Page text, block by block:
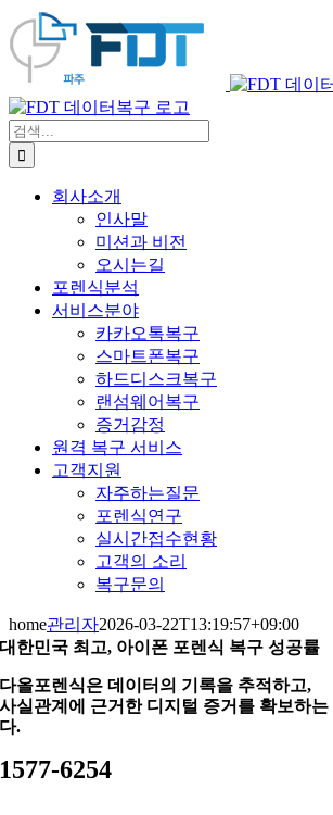
콘
텐
츠
건
너
뛰
검
색:
회사소개
인사말
미션과 비전
오시는길
포렌식분석
서비스분야
카카오톡복구
스마트폰복구
하드디스크복구
랜섬웨어복구
증거감정
원격 복구 서비스
고객지원
자주하는질문
포렌식연구
실시간접수현황
고객의 소리
복구문의
home관리자2026-03-22T13:19:57+09:00
대한민국 최고, 아이폰 포렌식 복구 성공률
다올포렌식은 데이터의 기록을 추적하고,
사실관계에 근거한 디지털 증거를 확보하는
다.
1577-6254